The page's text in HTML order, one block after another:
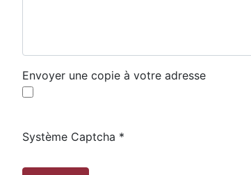
Envoyer une copie à votre adresse
Système Captcha *